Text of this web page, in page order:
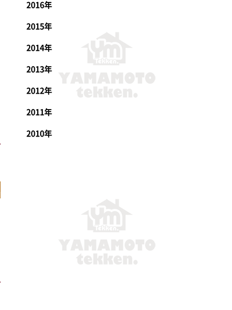
2016年
2015年
2014年
2013年
2012年
2011年
2010年